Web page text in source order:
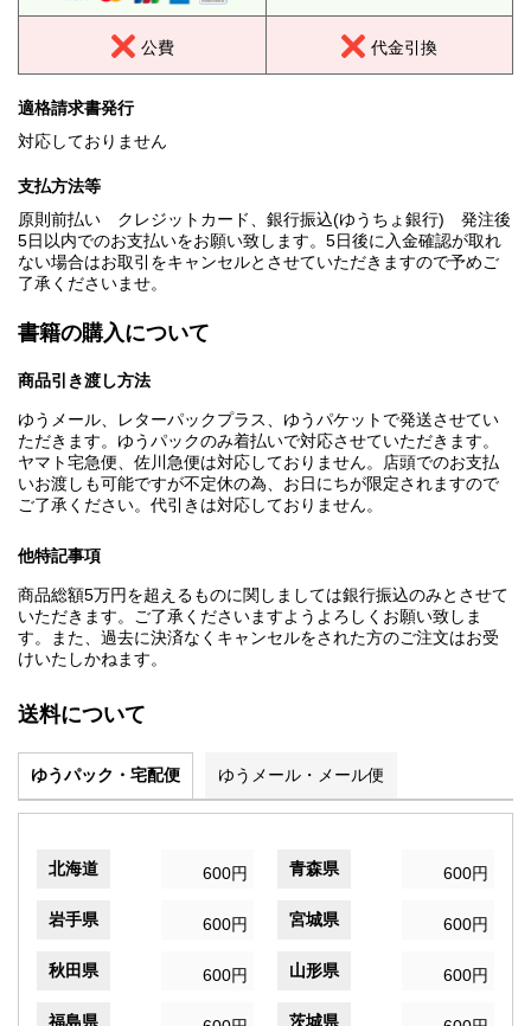
公費 代金引換
適格請求書発行
対応しておりません
支払方法等
原則前払い クレジットカード、銀行振込(ゆうちょ銀行) 発注後
5日以内でのお支払いをお願い致します。5日後に入金確認が取れ
ない場合はお取引をキャンセルとさせていただきますので予めご
了承くださいませ。
書籍の購入について
商品引き渡し方法
ゆうメール、レターパックプラス、ゆうパケットで発送させてい
ただきます。ゆうパックのみ着払いで対応させていただきます。
ヤマト宅急便、佐川急便は対応しておりません。店頭でのお支払
いお渡しも可能ですが不定休の為、お日にちが限定されますので
ご了承ください。代引きは対応しておりません。
他特記事項
商品総額5万円を超えるものに関しましては銀行振込のみとさせて
いただきます。ご了承くださいますようよろしくお願い致しま
す。また、過去に決済なくキャンセルをされた方のご注文はお受
けいたしかねます。
送料について
ゆうパック・宅配便 ゆうメール・メール便
北海道 600円 青森県 600円
岩手県 600円 宮城県 600円
秋田県 600円 山形県 600円
福島県 茨城県